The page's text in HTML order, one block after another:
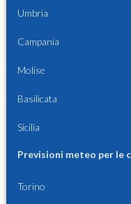
Umbria
Campania
Molise
Basilicata
Sicilia
Previsioni meteo per le
Torino